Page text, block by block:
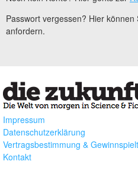
Passwort vergessen? Hier können
anfordern.
Impressum
Datenschutzerklärung
Vertragsbestimmung &
Kontakt